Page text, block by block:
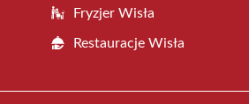
Fryzjer Wisła
Restauracje Wisła